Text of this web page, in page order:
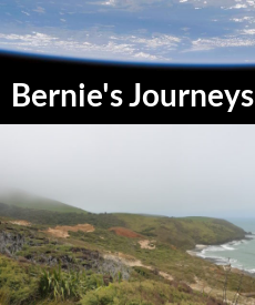
Zum
Inhalt
springen
Bernie's Journeys
Suchen